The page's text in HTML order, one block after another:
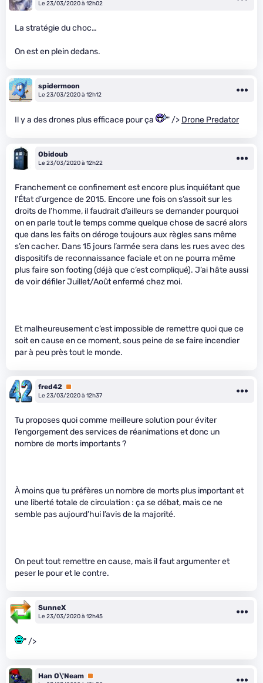
Le 23/03/2020 à 12h02
La stratégie du choc…
On est en plein dedans.
spidermoon
Le 23/03/2020 à 12h12
Il y a des drones plus efficace pour ça " /> Drone Predator
Obidoub
Le 23/03/2020 à 12h22
Franchement ce confinement est encore plus inquiétant que
l’État d’urgence de 2015. Encore une fois on s’assoit sur les
droits de l’homme, il faudrait d’ailleurs se demander pourquoi
on en parle tout le temps comme quelque chose de sacré alors
que dans les faits on déroge toujours aux règles sans même
s’en cacher. Dans 15 jours l’armée sera dans les rues avec des
dispositifs de reconnaissance faciale et on ne pourra même
plus faire son footing (déjà que c’est compliqué). J’ai hâte aussi
de voir défiler Juillet/Août enfermé chez moi.
Et malheureusement c’est impossible de remettre quoi que ce
soit en cause en ce moment, sous peine de se faire incendier
par à peu près tout le monde.
fred42 Premium
Le 23/03/2020 à 12h37
Tu proposes quoi comme meilleure solution pour éviter
l’engorgement des services de réanimations et donc un
nombre de morts importants ?
À moins que tu préfères un nombre de morts plus important et
une liberté totale de circulation : ça se débat, mais ce ne
semble pas aujourd’hui l’avis de la majorité.
On peut tout remettre en cause, mais il faut argumenter et
peser le pour et le contre.
SunneX
Le 23/03/2020 à 12h45
" />
Han O\'Neam Premium